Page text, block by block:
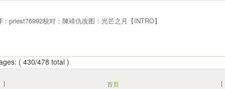
priest76992校对：陳靖仇改图：光芒之月【INTRO】
( 430/478 total )
首页